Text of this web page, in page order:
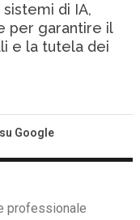
di IA,
per garantire il
e la tutela dei
Google
professionale